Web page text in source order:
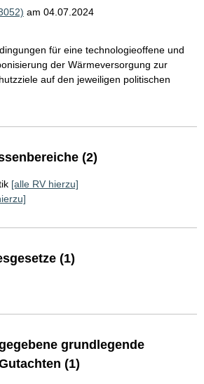
am 04.07.2024
für eine technologieoffene und
der Wärmeversorgung zur
auf den jeweiligen politischen
(2)
[alle RV hierzu]
(1)
grundlegende
(1)